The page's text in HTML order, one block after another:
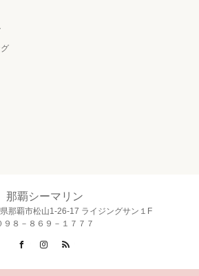
那覇シーマリン
那覇市松山1-26-17 ライジングサン１F
９８－８６９－１７７７
FacebookInstagram